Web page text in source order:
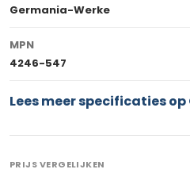
Germania-Werke
MPN
4246-547
Lees meer specificaties op
PRIJS VERGELIJKEN